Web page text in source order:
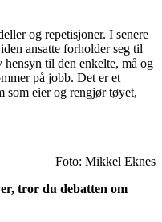
og repetisjoner. I senere
ansatte forholder seg til
til den enkelte, må og
på jobb. Det er et
som eier og rengjør tøyet,
Foto: Mikkel Eknes
tror du debatten om